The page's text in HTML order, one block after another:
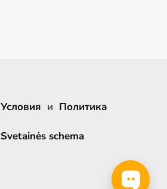
Условия и Политика
Svetainės schema